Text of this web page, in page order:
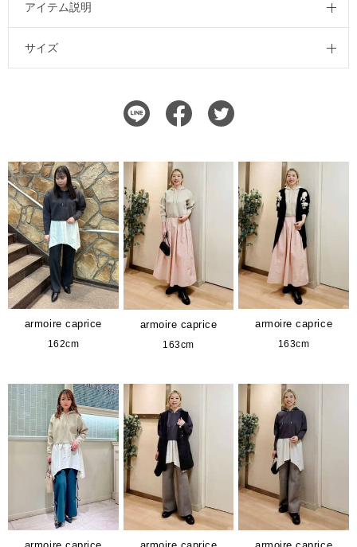
アイテム説明
サイズ
armoire caprice
162cm
armoire caprice
163cm
armoire caprice
163cm